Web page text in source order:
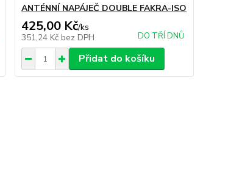
ANTÉNNÍ NAPÁJEČ DOUBLE FAKRA-ISO
425,00 Kč/ks
351,24 Kč bez DPH DO TŘÍ DNŮ
Přidat do košíku